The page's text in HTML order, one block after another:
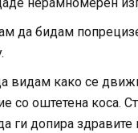
да бидам
како се движи
со оштетена коса.
ги допира